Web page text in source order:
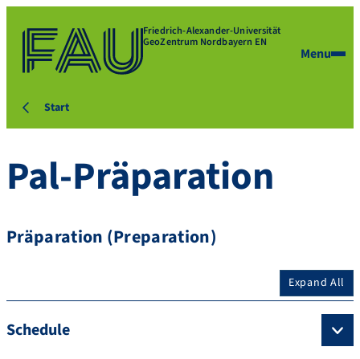
Friedrich-Alexander-Universität
GeoZentrum Nordbayern EN
Menu
Start
Pal-Präparation
Präparation (Preparation)
Expand All
Schedule